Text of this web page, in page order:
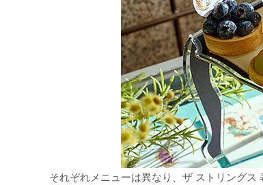
それぞれメニューは異なり、ザ ストリング